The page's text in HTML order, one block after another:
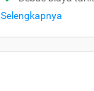
Selengkapnya